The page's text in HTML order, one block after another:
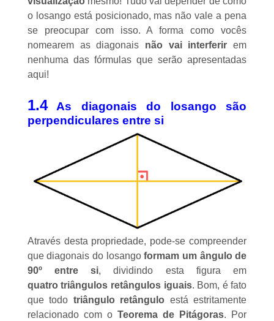
o losango está posicionado, mas não vale a pena
se preocupar com isso. A forma como vocês
nomearem as diagonais não vai interferirem
nenhuma das fórmulas que serão apresentadas
aqui!
1.4As diagonais do losango são
perpendiculares entre si
Através desta propriedade, pode-se compreender
que diagonais do losangoformam um ângulo de
90º entre si, dividindo esta figura em
quatrotriângulos retângulos iguais. Bom, é fato
que todo triângulo retângulo está estritamente
relacionado com o Teorema de Pitágoras. Por